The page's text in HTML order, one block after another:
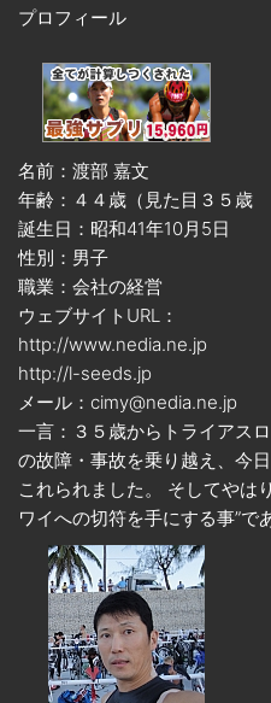
プロフィール
名前：渡部 嘉文
年齢：４４歳（見た目３５歳
誕生日：昭和41年10月5日
性別：男子
職業：会社の経営
ウェブサイトURL：
http://www.nedia.ne.jp
http://l-seeds.jp
メール：cimy@nedia.ne.jp
一言：３５歳からトライアス
の故障・事故を乗り越え、今
これられました。 そしてやは
ワイへの切符を手にする事”で